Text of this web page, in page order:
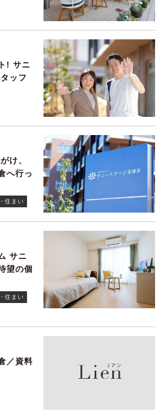
! サニ
ッフ
け、
へ行っ
住まい
サニ
望の個
住まい
／資料